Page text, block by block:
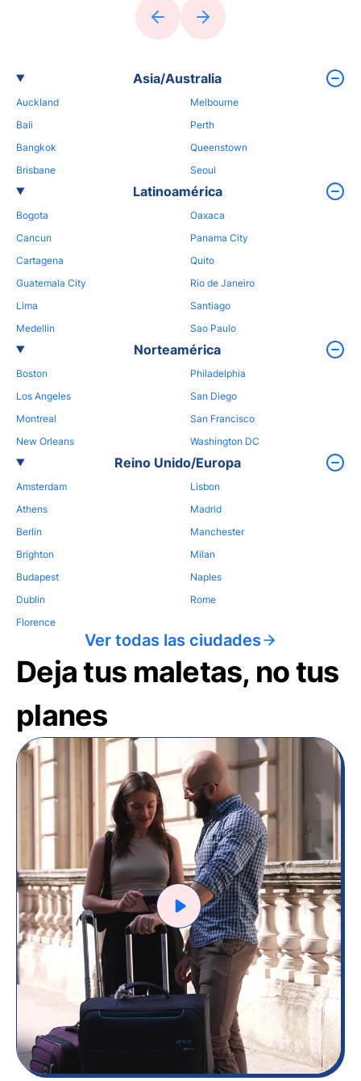
Asia/Australia
Auckland
Bali
Bangkok
Brisbane
Melbourne
Perth
Queenstown
Seoul
Latinoamérica
Bogota
Cancun
Cartagena
Guatemala City
Lima
Medellin
Oaxaca
Panama City
Quito
Rio de Janeiro
Santiago
Sao Paulo
Norteamérica
Boston
Los Angeles
Montreal
New Orleans
Philadelphia
San Diego
San Francisco
Washington DC
Reino Unido/Europa
Amsterdam
Athens
Berlin
Brighton
Budapest
Dublin
Florence
Lisbon
Madrid
Manchester
Milan
Naples
Rome
Ver todas las ciudades
Deja tus maletas, no tus
planes